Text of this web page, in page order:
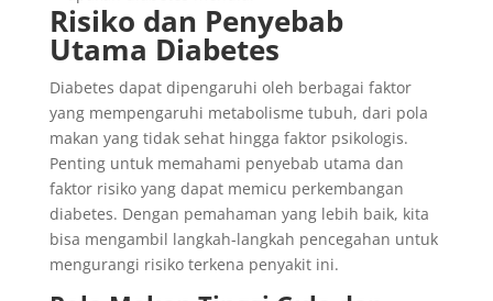
Risiko dan Penyebab
Utama Diabetes
Diabetes dapat dipengaruhi oleh berbagai faktor
yang mempengaruhi metabolisme tubuh, dari pola
makan yang tidak sehat hingga faktor psikologis.
Penting untuk memahami penyebab utama dan
faktor risiko yang dapat memicu perkembangan
diabetes. Dengan pemahaman yang lebih baik, kita
bisa mengambil langkah-langkah pencegahan untuk
mengurangi risiko terkena penyakit ini.